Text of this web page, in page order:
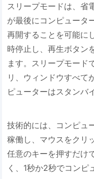
スリープモードは、省
が最後にコンピュータ
再開することを可能に
時停止し、再生ボタン
ます。スリープモード
リ、ウィンドウすべて
ピューターはスタンバ
技術的には、コンピュ
稼働し、マウスをクリ
任意のキーを押すだけ
く、1秒か2秒でコンピ